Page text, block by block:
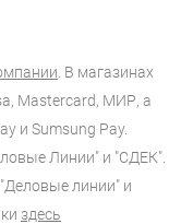
. В магазинах
Mastercard, МИР, а
и Sumsung Pay.
Линии" и "СДЕК".
линии" и
здесь